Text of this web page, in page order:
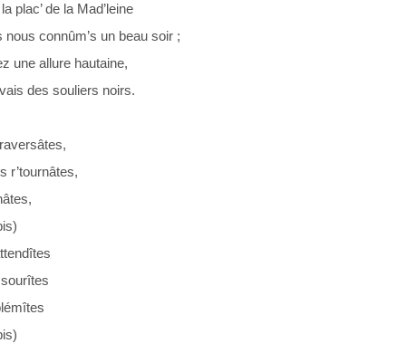
plac’ de la Mad’leine
nous connûm’s un beau soir ;
une allure hautaine,
des souliers noirs.
r’tournâtes,